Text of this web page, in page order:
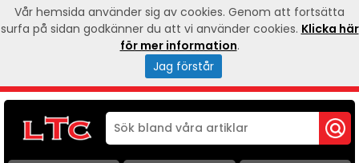
Vår hemsida använder sig av cookies. Genom att fortsätta
surfa på sidan godkänner du att vi använder cookies. Klicka här
för mer information.
Jag förstår